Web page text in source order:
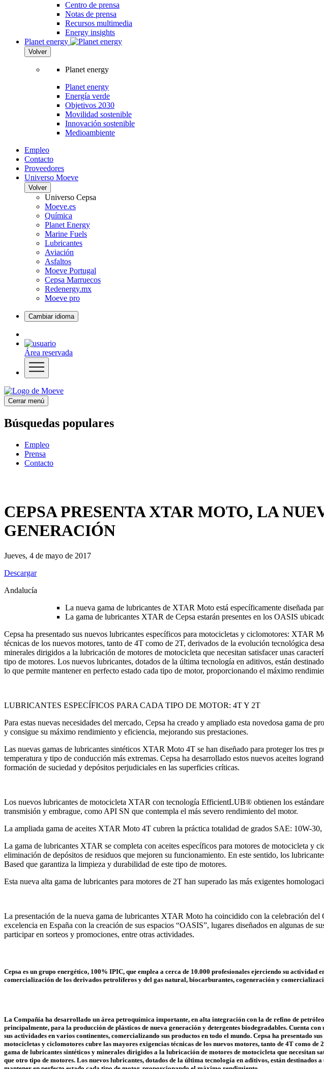
Centro de prensa
Notas de prensa
Recursos multimedia
Energy insights
Planet energy
Volver
Planet energy
Planet energy
Energía verde
Objetivos 2030
Movilidad sostenible
Innovación sostenible
Medioambiente
Empleo
Contacto
Proveedores
Universo Moeve
Volver
Universo Cepsa
Moeve.es
Química
Planet Energy
Marine Fuels
Lubricantes
Aviación
Asfaltos
Moeve Portugal
Cepsa Marruecos
Redenergy.mx
Moeve pro
Cambiar idioma
Área reservada
Cerrar menú
Búsquedas populares
Empleo
Prensa
Contacto
CEPSA PRESENTA XTAR MOTO, LA
GENERACIÓN
Jueves, 4 de mayo de 2017
Descargar
Andalucía
La nueva gama de lubricantes de XTAR Moto está específicamente diseñada
La gama de lubricantes XTAR de Cepsa estarán presentes en los OASIS
Cepsa ha presentado sus nuevos lubricantes específicos para motocicletas y ciclomotores: XTAR
técnicas de los nuevos motores, tanto de 4T como de 2T, derivados de la evolución tecnológica
minerales dirigidos a la lubricación de motores de motocicleta que necesitan satisfacer unas
tipo de motores. Los nuevos lubricantes, dotados de la última tecnología en aditivos, están
lo que permite mantener en perfecto estado cada tipo de motor, proporcionando el máximo
LUBRICANTES ESPECÍFICOS PARA CADA TIPO DE MOTOR: 4T Y 2T
Para estas nuevas necesidades del mercado, Cepsa ha creado y ampliado esta novedosa gama
y consigue su máximo rendimiento y eficiencia, mejorando sus prestaciones.
Las nuevas gamas de lubricantes sintéticos XTAR Moto 4T se han diseñado para proteger los
temperatura y tipo de conducción más extremas. Cepsa ha desarrollado estos nuevos aceites
formación de suciedad y depósitos perjudiciales en las superficies críticas.
Los nuevos lubricantes de motocicleta XTAR con tecnología EfficientLUB® obtienen los
transmisión y embrague, como API SN que contempla el más severo rendimiento del motor.
La ampliada gama de aceites XTAR Moto 4T cubren la práctica totalidad de grados SAE: 10W-
La gama de lubricantes XTAR se completa con aceites específicos para motores de motocicleta y
eliminación de depósitos de residuos que mejoren su funcionamiento. En este sentido, los
Based que garantiza la limpieza y durabilidad de este tipo de motores.
Esta nueva alta gama de lubricantes para motores de 2T han superado las más exigentes
La presentación de la nueva gama de lubricantes XTAR Moto ha coincidido con la celebración
excelencia en España con la creación de sus espacios “OASIS”, lugares diseñados en algunas de
participar en sorteos y promociones, entre otras actividades.
Cepsa es un grupo energético, 100% IPIC, que emplea a cerca de 10.000 profesionales ejerciendo su
comercialización de los derivados petrolíferos y del gas natural, biocarburantes, cogeneración y
La Compañía ha desarrollado un área petroquímica importante, en alta integración con la de refino de
principalmente, para la producción de plásticos de nueva generación y detergentes biodegradables. Cuenta
sus actividades en varios continentes, comercializando sus productos en todo el mundo. Cepsa ha presentado
motocicletas y ciclomotores cubre las mayores exigencias técnicas de los nuevos motores, tanto de 4T como
gama de lubricantes sintéticos y minerales dirigidos a la lubricación de motores de motocicleta que necesitan
que otro tipo de motores. Los nuevos lubricantes, dotados de la última tecnología en aditivos, están